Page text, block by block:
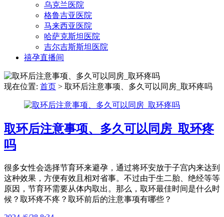
乌克兰医院
格鲁吉亚医院
马来西亚医院
哈萨克斯坦医院
吉尔吉斯斯坦医院
禧孕直播间
现在位置: 首页 > 取环后注意事项、多久可以同房_取环疼吗
取环后注意事项、多久可以同房_取环疼
吗
很多女性会选择节育环来避孕，通过将环安放于子宫内来达到
这种效果，方便有效且相对省事。不过由于生二胎、绝经等等
原因，节育环需要从体内取出。那么，取环最佳时间是什么时
候？取环疼不疼？取环前后的注意事项有哪些？